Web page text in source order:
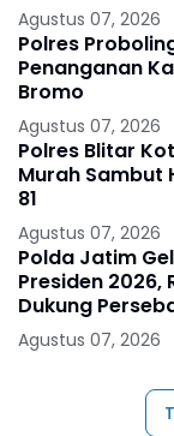
Agustus 07, 2026
Polres
Penanganan
Bromo
Agustus 07, 2026
Polres Blitar
Murah Sambut
81
Agustus 07, 2026
Polda Jatim
Presiden 2026,
Dukung
Mapolda
Agustus 07, 2026